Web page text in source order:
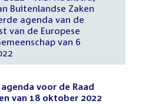
Buitenlandse Zaken
agenda van de
van de Europese
van 6
voor de Raad
van 18 oktober 2022